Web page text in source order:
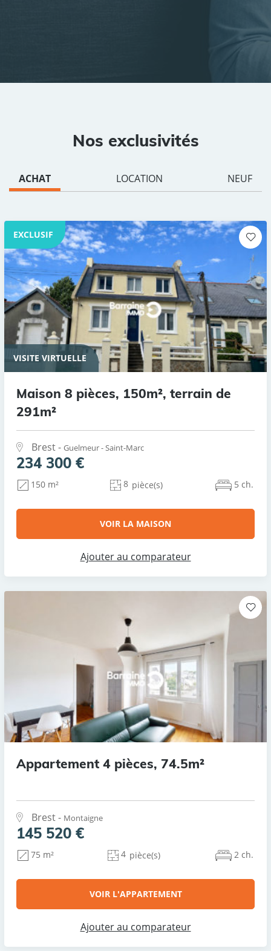
Nos exclusivités
ACHAT LOCATION NEUF
EXCLUSIF
VISITE VIRTUELLE
Maison 8 pièces, 150m², terrain de
291m²
Brest - Guelmeur - Saint-Marc
234 300 €
150 m² 8 pièce(s) 5 ch.
VOIR LA MAISON
Ajouter au comparateur
Appartement 4 pièces, 74.5m²
Brest - Montaigne
145 520 €
75 m² 4 pièce(s) 2 ch.
VOIR L'APPARTEMENT
Ajouter au comparateur